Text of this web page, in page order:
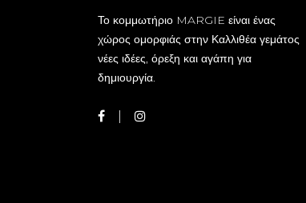
Το κομμωτήριο MARGIE είναι ένας
χώρος ομορφιάς στην Καλλιθέα γεμάτος
νέες ιδέες, όρεξη και αγάπη για
δημιουργία.